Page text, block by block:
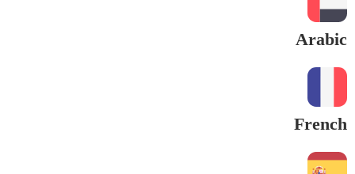
Arabic
French